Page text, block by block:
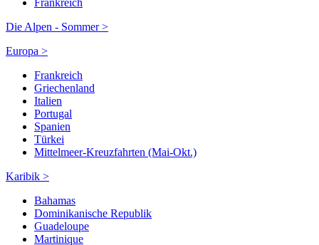
Frankreich
Die Alpen - Sommer >
Europa >
Frankreich
Griechenland
Italien
Portugal
Spanien
Türkei
Mittelmeer-Kreuzfahrten (Mai-Okt.)
Karibik >
Bahamas
Dominikanische Republik
Guadeloupe
Martinique